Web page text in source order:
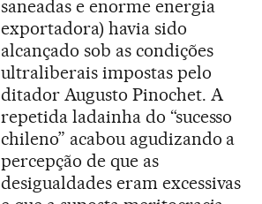
saneadas e enorme energia
exportadora) havia sido
alcançado sob as condições
ultraliberais impostas pelo
ditador Augusto Pinochet. A
repetida ladainha do “sucesso
chileno” acabou agudizando a
percepção de que as
desigualdades eram excessivas